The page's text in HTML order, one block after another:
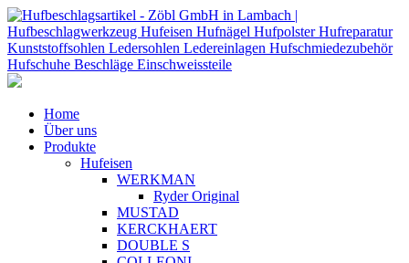
Home
Über uns
Produkte
Hufeisen
WERKMAN
Ryder Original
MUSTAD
KERCKHAERT
DOUBLE S